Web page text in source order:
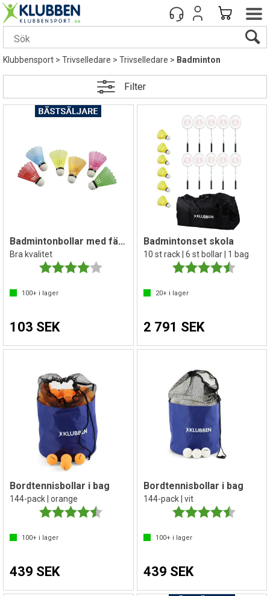
Klubbensport>Trivselledare>Trivselledare> Badminton
Filter
Badmintonbollar med färgad kjol - 6 st
Bra kvalitet
Betyg:
4.0 utav 5 stjärnor
100+ i lager
103 SEK
Badmintonset skola
10 st rack | 6 st bollar | 1 bag
Betyg:
20+i lager
2 791 SEK
Bordtennisbollar i bag
144-pack | orange
Betyg:
4.7 utav 5 stjärnor
100+ i lager
439 SEK
Bordtennisbollar i bag
144-pack | vit
Betyg:
100+i lager
439 SEK